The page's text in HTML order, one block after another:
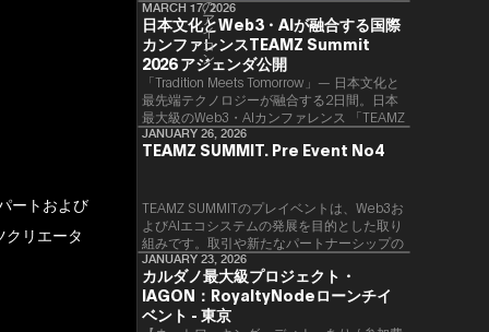
ートおよび
リエータ
MARCH 17, 2026
日本文化とWeb3・AIが融合する国際
カンファレンスTEAMZ Summit
2026 アジェンダ公開
「Tradition Meets Tomorrow」— 日本文化と
最先端テクノロジーが融合する2日間。日本
最大級のWeb3・AIカンファレンス 「TEAMZ
Summit 2026」 が、2026年4月7日・8日に
東京・八芳園にて開催されます。今年のテー
る、特別な2日間となります。このたび、公
式アジェンダが公開されました。（※登壇者
のスケジュール等の都合により、開催までに
内容が変更となる可能性があります。）
JANUARY 26, 2026
TEAMZ SUMMIT. Pre Event No4
TEAMZ SUMMITのプレイベントは、Web3お
よびAIエコシステムの発展を目的とした取り
組みです。​取引や新たなパートナーシップの
90％以上が対面で生まれることから、
TEAMZでは本イベント前に定員制の交流会
を開催し、リラックスした雰囲気の中で質の
高いネットワーキングを促進しています。
JANUARY 23, 2026
カルダノ最大級プロジェクト・
IAGON：RoyaltyNodeローンチイ
ベント - 東京